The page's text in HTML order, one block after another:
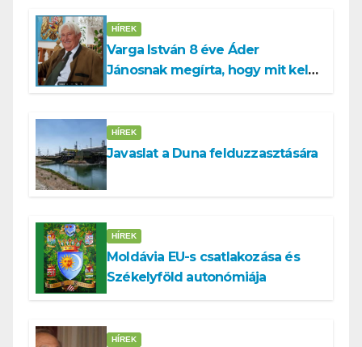
HÍREK
Varga István 8 éve Áder
Jánosnak megírta, hogy mit kell
HÍREK
Javaslat a Duna felduzzasztására
HÍREK
Moldávia EU-s csatlakozása és
Székelyföld autonómiája
HÍREK